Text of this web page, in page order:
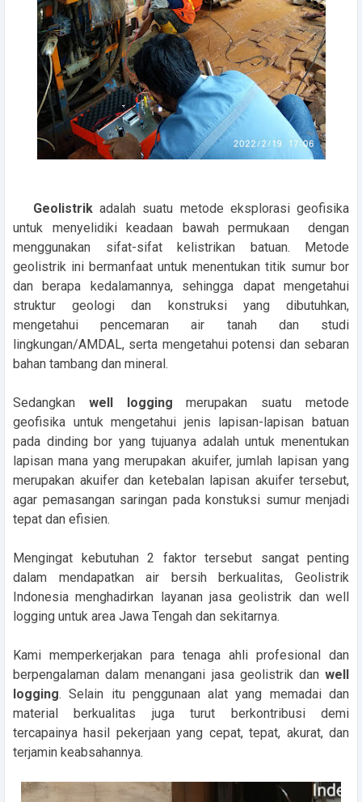
Geolistrikadalah suatu metode eksplorasi geofisika
untuk menyelidiki keadaan bawah permukaan dengan
menggunakan sifat-sifat kelistrikan batuan. Metode
geolistrik ini bermanfaat untuk menentukan titik sumur bor
dan berapa kedalamannya, sehingga dapat mengetahui
struktur geologi dan konstruksi yang dibutuhkan,
mengetahui pencemaran air tanah dan studi
lingkungan/AMDAL, serta mengetahui potensi dan sebaran
bahan tambang dan mineral.
Sedangkan well logging merupakan suatu metode
geofisika untuk mengetahui jenis lapisan-lapisan batuan
pada dinding bor yang tujuanya adalah untuk menentukan
lapisan mana yang merupakan akuifer, jumlah lapisan yang
merupakan akuifer dan ketebalan lapisan akuifer tersebut,
agar pemasangan saringan pada konstuksi sumur menjadi
tepat dan efisien.
Mengingat kebutuhan 2 faktor tersebut sangat penting
dalam mendapatkan air bersih berkualitas, Geolistrik
Indonesia menghadirkan layanan jasa geolistrik dan well
logging untuk area Jawa Tengah dan sekitarnya.
Kami memperkerjakan para tenaga ahli profesional dan
berpengalaman dalam menangani jasa geolistrik dan well
logging. Selain itu penggunaan alat yang memadai dan
material berkualitas juga turut berkontribusi demi
tercapainya hasil pekerjaan yang cepat, tepat, akurat, dan
terjamin keabsahannya.